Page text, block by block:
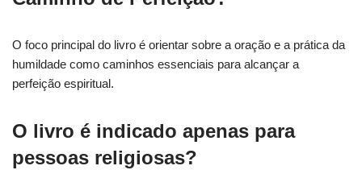
O foco principal do livro é orientar sobre a oração e a prática da
humildade como caminhos essenciais para alcançar a
perfeição espiritual.
O livro é indicado apenas para
pessoas religiosas?